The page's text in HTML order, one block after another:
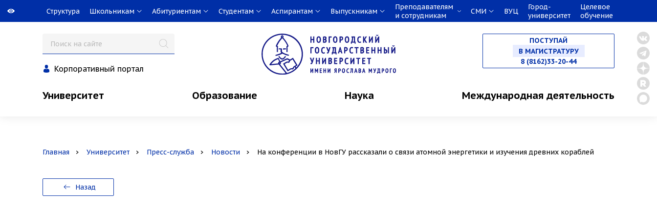
Структура Школьникам Абитуриентам Студентам Аспирантам Выпускникам
Преподавателям
и сотрудникам
СМИ ВУЦ
Город-
университет
Целевое
обучение
Корпоративный портал
ПОСТУПАЙ
НА СПЕЦИАЛИТЕТ
В МАГИСТРАТУРУ
8 (8162)33-20-44
Университет Образование Наука Международная деятельность
Главная Университет Пресс-служба Новости На конференции в НовГУ рассказали о связи атомной энергетики и изучения древних кораблей
Назад